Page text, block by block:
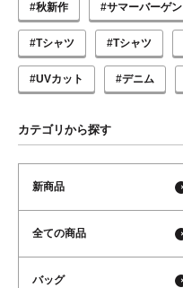
#秋新作 #サマーバーゲン
#Tシャツ #Tシャツ
#UVカット #デニム
カテゴリから探す
新商品
全ての商品
バッグ